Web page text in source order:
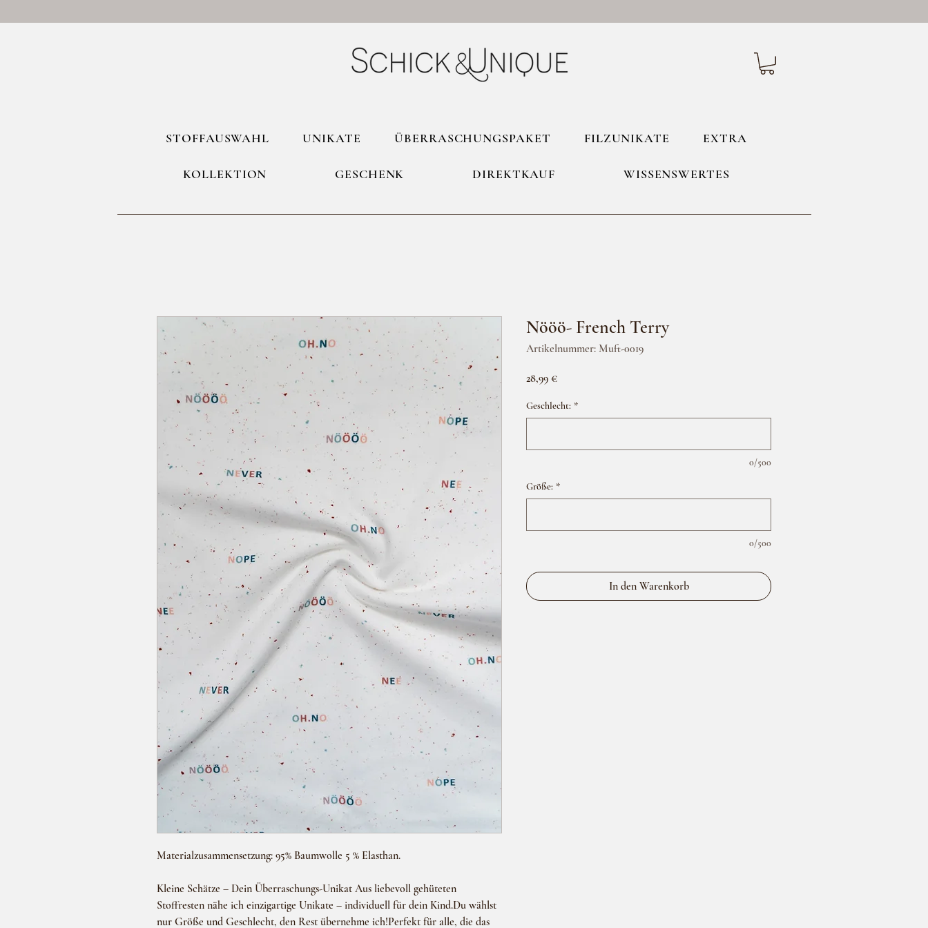
STOFFAUSWAHL UNIKATE ÜBERRASCHUNGSPAKET FILZUNIKATE EXTRA
KOLLEKTION GESCHENK DIREKTKAUF WISSENSWERTES
Materialzusammensetzung: 95% Baumwolle 5 % Elasthan.
Kleine Schätze – Dein Überraschungs-Unikat Aus liebevoll gehüteten
Stoffresten nähe ich einzigartige Unikate – individuell für dein Kind.Du wählst
nur Größe und Geschlecht, den Rest übernehme ich!Perfekt für alle, die das
Nööö- French Terry
Artikelnummer: Muft-0019
28,99 €Preis
Geschlecht: *
0/500
Größe: *
0/500
In den Warenkorb